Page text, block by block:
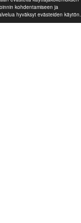
kohdentamiseen ja
hyväksyt evästeiden käytön.